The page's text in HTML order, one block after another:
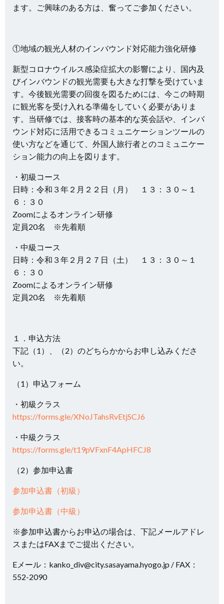
ます。ご興味のある方は、奮ってご参加ください。
①地域の観光人材のインバウンド対応能力強化研修
新型コロナウイルス感染症拡大の影響により、国内及
びインバウンドの観光需要も大きな打撃を受けていま
す。今後観光需要の回復を図るためには、今この時期
に観光客を受け入れる準備をしていく必要がありま
す。当研修では、接客時の基本的な英会話や、インバ
ウンド対応に活用できるコミュニケーションツールの
使い方などを通じて、外国人旅行者とのコミュニケー
ション能力の向上を図ります。
・初級コース
日時：令和３年２月２２日（月） １３：３０～１
６：３０
Zoomによるオンライン研修
定員20名 ※先着順
・中級コース
日時：令和３年２月２７日（土） １３：３０～１
６：３０
Zoomによるオンライン研修
定員20名 ※先着順
１．申込方法
下記（1）、（2）のどちらかからお申し込みくださ
い。
（1）申込フォーム
・初級クラス
https://forms.gle/XNoJTahsRvEtjSCJ6
・中級クラス
https://forms.gle/t19pVFxnF4ApHFCJ8
（2）参加申込書
参加申込書（初級）
参加申込書（中級）
※参加申込書からお申込の場合は、下記メールアドレ
スまたはFAXまでご提出ください。
Eメール：kanko_div@city.sasayama.hyogo.jp / FAX：
552-2090